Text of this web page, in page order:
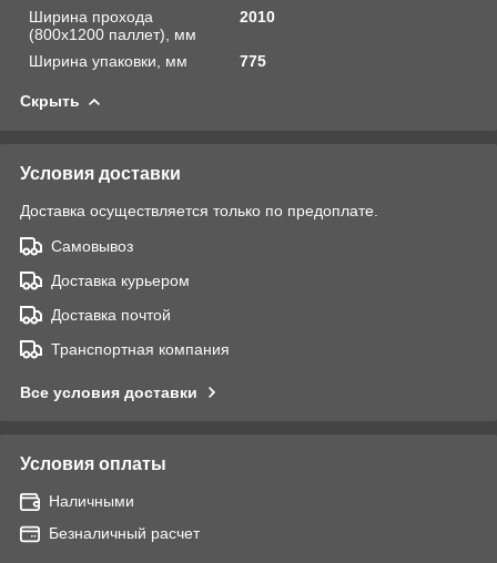
Ширина прохода
(800х1200 паллет), мм
2010
Ширина упаковки, мм 775
Скрыть
Условия доставки
Доставка осуществляется только по предоплате.
Самовывоз
Доставка курьером
Доставка почтой
Транспортная компания
Все условия доставки
Условия оплаты
Наличными
Безналичный расчет